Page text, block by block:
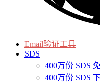
Email验证工具
SDS
400万份 SDS
400万份 SDS